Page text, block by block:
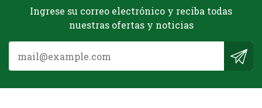
Ingrese su correo electrónico y reciba todas
nuestras ofertas y noticias